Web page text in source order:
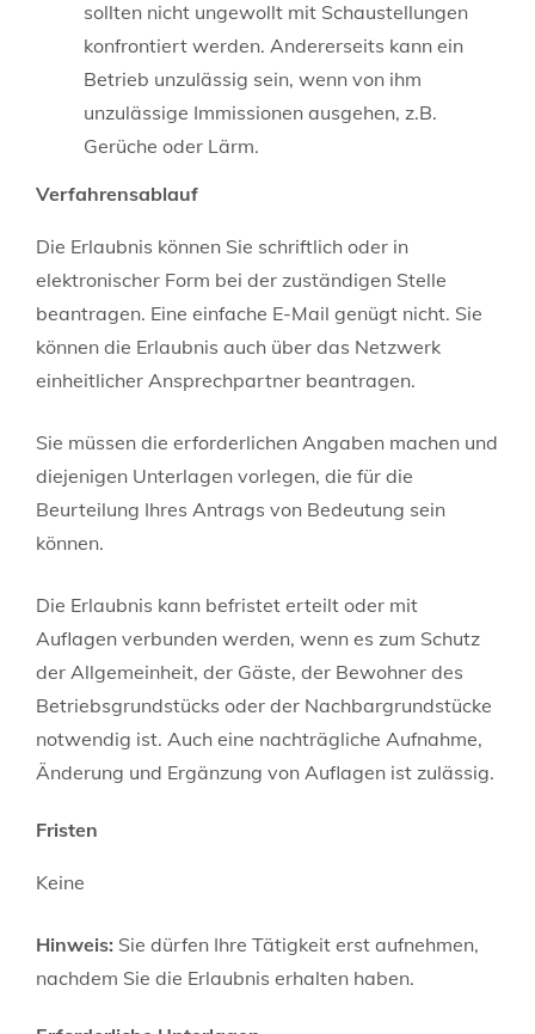
sollten nicht ungewollt mit Schaustellungen
konfrontiert werden. Andererseits kann ein
Betrieb unzulässig sein, wenn von ihm
unzulässige Immissionen ausgehen, z.B.
Gerüche oder Lärm.
Verfahrensablauf
Die Erlaubnis können Sie schriftlich oder in
elektronischer Form bei der zuständigen Stelle
beantragen. Eine einfache E-Mail genügt nicht. Sie
können die Erlaubnis auch über das Netzwerk
einheitlicher Ansprechpartner beantragen.
Sie müssen die erforderlichen Angaben machen und
diejenigen Unterlagen vorlegen, die für die
Beurteilung Ihres Antrags von Bedeutung sein
können.
Die Erlaubnis kann befristet erteilt oder mit
Auflagen verbunden werden, wenn es zum Schutz
der Allgemeinheit, der Gäste, der Bewohner des
Betriebsgrundstücks oder der Nachbargrundstücke
notwendig ist. Auch eine nachträgliche Aufnahme,
Änderung und Ergänzung von Auflagen ist zulässig.
Fristen
Keine
Hinweis: Sie dürfen Ihre Tätigkeit erst aufnehmen,
nachdem Sie die Erlaubnis erhalten haben.